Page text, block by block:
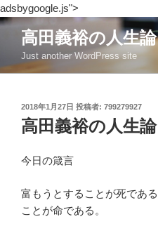
adsbygoogle.js">
コ
ン
高田義裕の人生論
Just another WordPress site
投
稿
日:
2018年1月27日 投稿者: 799279927
高田義裕の人生論
今日の箴言
富もうとすることが死であ
ことが命である。